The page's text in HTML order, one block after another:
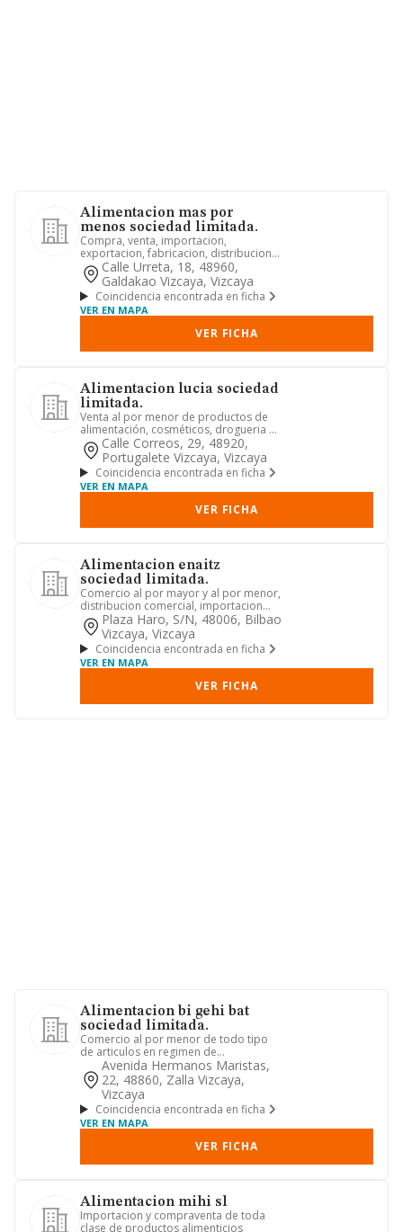
Alimentacion mas por
menos sociedad limitada.
Compra, venta, importacion,
exportacion, fabricacion, distribucion,
almacenamiento, elaboracion, re...
Calle Urreta, 18, 48960,
Galdakao Vizcaya, Vizcaya
Coincidencia encontrada en ficha
VER EN MAPA
VER FICHA
Alimentacion lucia sociedad
limitada.
Venta al por menor de productos de
alimentación, cosméticos, drogueria y
limpieza. adquisición, adm...
Calle Correos, 29, 48920,
Portugalete Vizcaya, Vizcaya
Coincidencia encontrada en ficha
VER EN MAPA
VER FICHA
Alimentacion enaitz
sociedad limitada.
Comercio al por mayor y al por menor,
distribucion comercial, importacion
yexportacion, en concreto...
Plaza Haro, S/n, 48006, Bilbao
Vizcaya, Vizcaya
Coincidencia encontrada en ficha
VER EN MAPA
VER FICHA
Alimentacion bi gehi bat
sociedad limitada.
Comercio al por menor de todo tipo
de articulos en regimen de
supermercado..
Avenida Hermanos Maristas,
22, 48860, Zalla Vizcaya,
Vizcaya
Coincidencia encontrada en ficha
VER EN MAPA
VER FICHA
Alimentacion mihi sl
Importacion y compraventa de toda
clase de productos alimenticios